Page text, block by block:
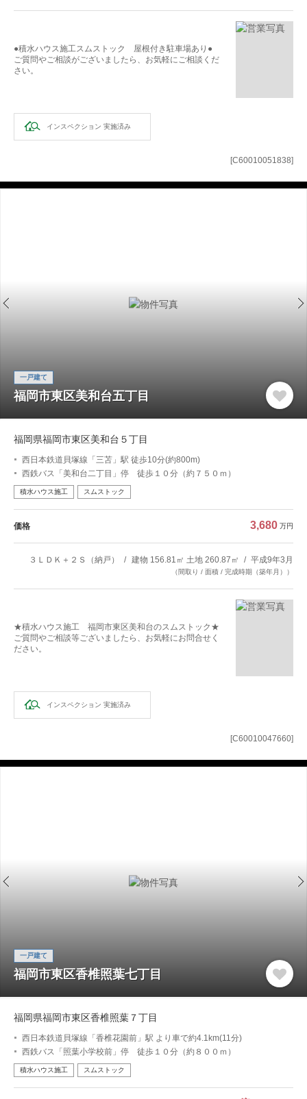
インスペクション 実施済み
[C60010051838]
●積水ハウス施工スムストック 屋根付き駐車場あり●
ご質問やご相談がございましたら、お気軽にご相談くだ
さい。
インスペクション 実施済み
[C60010047660]
一戸建て
福岡市東区美和台五丁目
福岡県福岡市東区美和台５丁目
西日本鉄道貝塚線「三苫」駅 徒歩10分(約800m)
西鉄バス「美和台二丁目」停 徒歩１０分（約７５０ｍ）
積水ハウス施工 スムストック
価格 3,680 万円
３ＬＤＫ＋２Ｓ（納戸） 建物 156.81㎡ 土地 260.87㎡ 平成9年3月
（間取り / 面積 / 完成時期（築年月））
★積水ハウス施工 福岡市東区美和台のスムストック★
ご質問やご相談等ございましたら、お気軽にお問合せく
ださい。
一戸建て
福岡市東区香椎照葉七丁目
福岡県福岡市東区香椎照葉７丁目
西日本鉄道貝塚線「香椎花園前」駅 より車で約4.1km(11分)
西鉄バス「照葉小学校前」停 徒歩１０分（約８００ｍ）
積水ハウス施工 スムストック